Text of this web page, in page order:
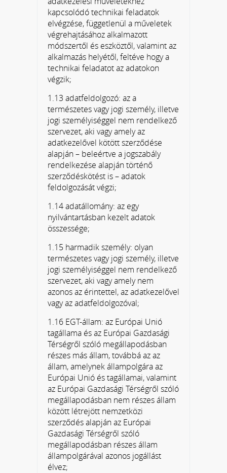
kapcsolódó technikai feladatok
elvégzése, függetlenül a műveletek
végrehajtásához alkalmazott
módszertől és eszköztől, valamint az
alkalmazás helyétől, feltéve hogy a
technikai feladatot az adatokon
végzik;
1.13 adatfeldolgozó: az a
természetes vagy jogi személy, illetve
jogi személyiséggel nem rendelkező
szervezet, aki vagy amely az
adatkezelővel kötött szerződése
alapján – beleértve a jogszabály
rendelkezése alapján történő
szerződéskötést is – adatok
feldolgozását végzi;
1.14 adatállomány: az egy
nyilvántartásban kezelt adatok
összessége;
1.15 harmadik személy: olyan
természetes vagy jogi személy, illetve
jogi személyiséggel nem rendelkező
szervezet, aki vagy amely nem
azonos az érintettel, az adatkezelővel
vagy az adatfeldolgozóval;
1.16 EGT-állam: az Európai Unió
tagállama és az Európai Gazdasági
Térségről szóló megállapodásban
részes más állam, továbbá az az
állam, amelynek állampolgára az
Európai Unió és tagállamai, valamint
az Európai Gazdasági Térségről szóló
megállapodásban nem részes állam
között létrejött nemzetközi
szerződés alapján az Európai
Gazdasági Térségről szóló
megállapodásban részes állam
állampolgárával azonos jogállást
élvez;